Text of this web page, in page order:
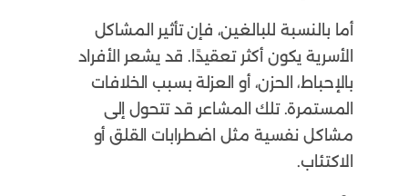
أما بالنسبة للبالغين، فإن تأثير المشاكل
الأسرية يكون أكثر تعقيدًا. قد يشعر الأفراد
بالإحباط، الحزن، أو العزلة بسبب الخلافات
المستمرة. تلك المشاعر قد تتحول إلى
مشاكل نفسية مثل اضطرابات القلق أو
الاكتئاب.